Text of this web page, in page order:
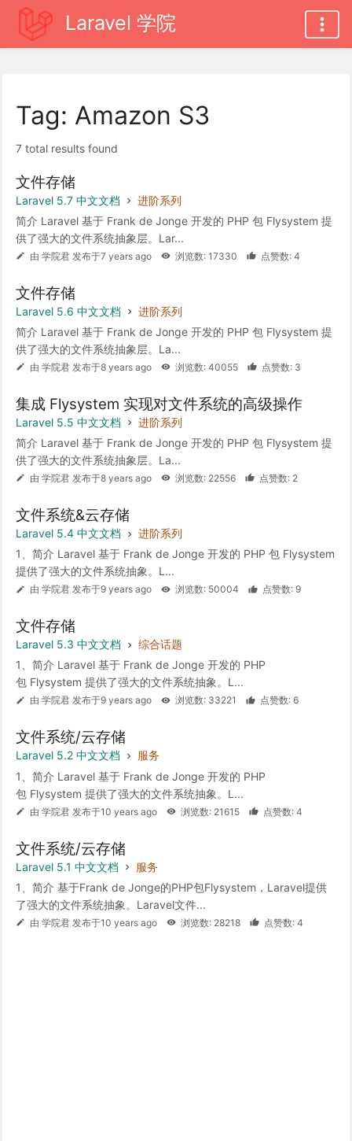
Laravel 学院
Tag: Amazon S3
7 total results found
文件存储
Laravel 5.7 中文文档
进阶系列
简介 Laravel 基于 Frank de Jonge 开发的 PHP 包 Flysystem 提
供了强大的文件系统抽象层。Lar...
由 学院君 发布于7 years ago 浏览数: 17330 点赞数: 4
文件存储
Laravel 5.6 中文文档
进阶系列
简介 Laravel 基于 Frank de Jonge 开发的 PHP 包 Flysystem 提
供了强大的文件系统抽象层。La...
由 学院君 发布于8 years ago 浏览数: 40055 点赞数: 3
集成 Flysystem 实现对文件系统的高级操作
Laravel 5.5 中文文档
进阶系列
简介 Laravel 基于 Frank de Jonge 开发的 PHP 包 Flysystem 提
供了强大的文件系统抽象层。La...
由 学院君 发布于8 years ago 浏览数: 22556 点赞数: 2
文件系统&云存储
Laravel 5.4 中文文档
进阶系列
1、简介 Laravel 基于 Frank de Jonge 开发的 PHP 包 Flysystem
提供了强大的文件系统抽象。L...
由 学院君 发布于9 years ago 浏览数: 50004 点赞数: 9
文件存储
Laravel 5.3 中文文档
综合话题
1、简介 Laravel 基于 Frank de Jonge 开发的 PHP
包 Flysystem 提供了强大的文件系统抽象。L...
由 学院君 发布于9 years ago 浏览数: 33221 点赞数: 6
文件系统/云存储
Laravel 5.2 中文文档
服务
1、简介 Laravel 基于 Frank de Jonge 开发的 PHP
包 Flysystem 提供了强大的文件系统抽象。L...
由 学院君 发布于10 years ago 浏览数: 21615 点赞数: 4
文件系统/云存储
Laravel 5.1 中文文档
服务
1、简介 基于Frank de Jonge的PHP包Flysystem，Laravel提供
了强大的文件系统抽象。Laravel文件...
由 学院君 发布于10 years ago 浏览数: 28218 点赞数: 4